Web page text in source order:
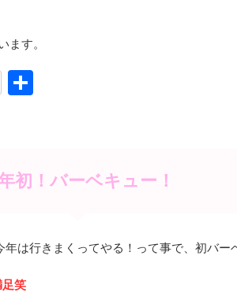
ます。
初！バーベキュー！
は行きまくってやる！って事で、初バー
笑